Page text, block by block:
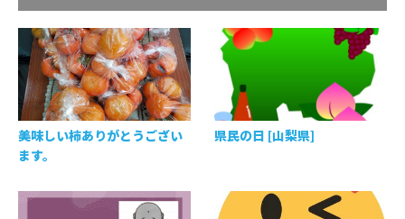
美味しい柿ありがとうござい
ます。
県民の日 [山梨県]